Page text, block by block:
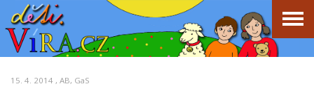
15. 4. 2014 , AB, GaS